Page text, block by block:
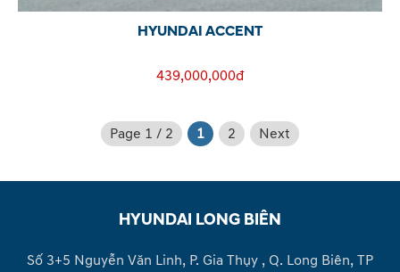
HYUNDAI ACCENT
439,000,000đ
Page 1 / 2 1 2 Next
HYUNDAI LONG BIÊN
Số 3+5 Nguyễn Văn Linh, P. Gia Thụy , Q. Long Biên, TP